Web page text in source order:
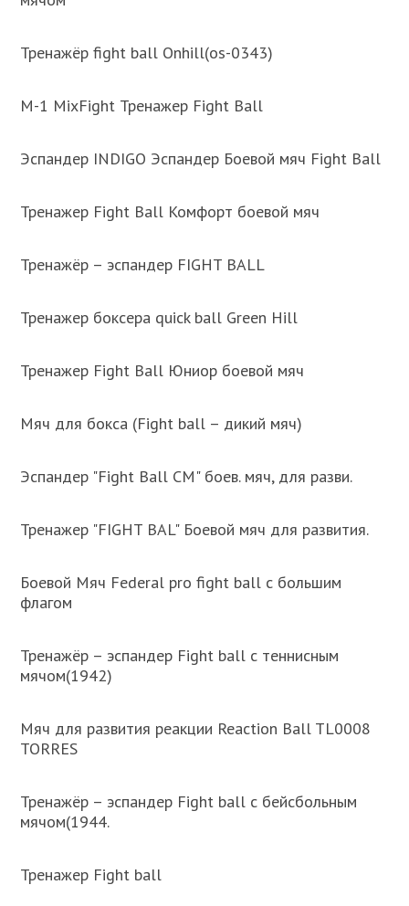
Тренажёр fight ball Onhill(os-0343)
M-1 MixFight Тренажер Fight Ball
Эспандер INDIGO Эспандер Боевой мяч Fight Ball
Тренажер Fight Ball Комфорт боевой мяч
Тренажёр – эспандер FIGHT BALL
Тренажер боксера quick ball Green Hill
Тренажер Fight Ball Юниор боевой мяч
Мяч для бокса (Fight ball – дикий мяч)
Эспандер "Fight Ball CM" боев. мяч, для разви.
Тренажер "FIGHT BAL" Боевой мяч для развития.
Боевой Мяч Federal pro fight ball с большим
флагом
Тренажёр – эспандер Fight ball с теннисным
мячом(1942)
Мяч для развития реакции Reaction Ball TL0008
TORRES
Тренажёр – эспандер Fight ball с бейсбольным
мячом(1944.
Тренажер Fight ball